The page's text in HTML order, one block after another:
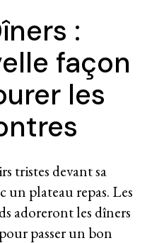
:
façon
les
tristes devant sa
un plateau repas. Les
adoreront les dîners
passer un bon